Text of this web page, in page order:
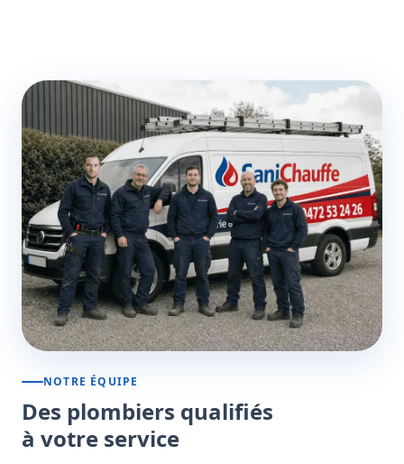
NOTRE ÉQUIPE
Des plombiers qualifiés
à votre service